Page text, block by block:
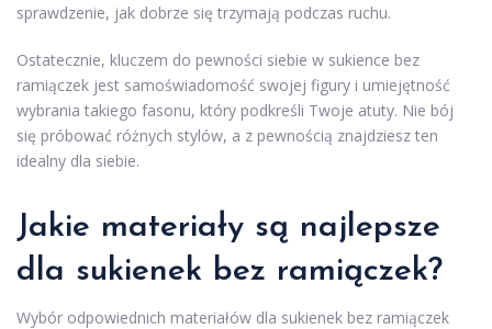
sprawdzenie, jak dobrze się trzymają podczas ruchu.
Ostatecznie, kluczem do pewności siebie w sukience bez
ramiączek jest samoświadomość swojej figury i umiejętność
wybrania takiego fasonu, który podkreśli Twoje atuty. Nie bój
się próbować różnych stylów, a z pewnością znajdziesz ten
idealny dla siebie.
Jakie materiały są najlepsze
dla sukienek bez ramiączek?
Wybór odpowiednich materiałów dla sukienek bez ramiączek